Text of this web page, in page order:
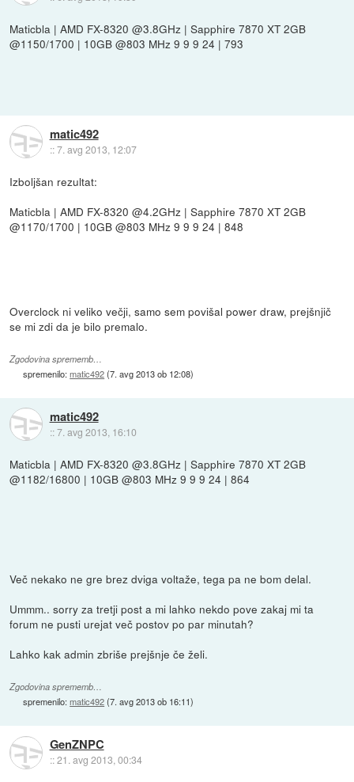
Maticbla | AMD FX-8320 @3.8GHz | Sapphire 7870 XT 2GB
@1150/1700 | 10GB @803 MHz 9 9 9 24 | 793
matic492
::7. avg 2013, 12:07
Izboljšan rezultat:
Maticbla | AMD FX-8320 @4.2GHz | Sapphire 7870 XT 2GB
@1170/1700 | 10GB @803 MHz 9 9 9 24 | 848
Overclock ni veliko večji, samo sem povišal power draw, prejšnjič
se mi zdi da je bilo premalo.
Zgodovina sprememb…
spremenilo:matic492(7. avg 2013 ob 12:08)
matic492
::7. avg 2013, 16:10
Maticbla | AMD FX-8320 @3.8GHz | Sapphire 7870 XT 2GB
@1182/16800 | 10GB @803 MHz 9 9 9 24 | 864
Več nekako ne gre brez dviga voltaže, tega pa ne bom delal.
Ummm.. sorry za tretji post a mi lahko nekdo pove zakaj mi ta
forum ne pusti urejat več postov po par minutah?
Lahko kak admin zbriše prejšnje če želi.
Zgodovina sprememb…
spremenilo:matic492(7. avg 2013 ob 16:11)
GenZNPC
::21. avg 2013, 00:34